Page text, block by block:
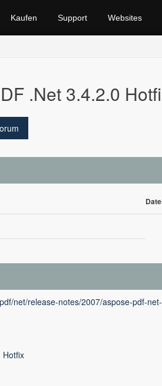
Kaufen Support Websites
.Net 3.4.2.0
net/release-notes/2007/aspose-pdf-
Hotfix